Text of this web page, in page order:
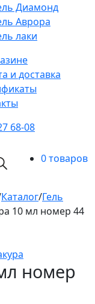
Диамонд
Аврора
лаки
и доставка
68-08
0 товаров
Каталог/Гель
10 мл номер 44
номер